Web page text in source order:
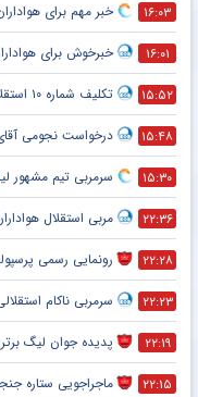
۱۶:۰۳ خبر مهم برای
۱۶:۰۱ خبرخوش برای
۱۵:۵۲ تکلیف شماره ۱۰ استقلال در فصل جدید روشن شد + جزئیات
۱۵:۴۸ درخواست نجومی
۱۵:۳۰ سرمربی تیم مشهور
۲۲:۳۶ مربی استقلال
۲۲:۲۸ رونمایی رسمی
۲۲:۲۳ سرمربی ناکام
۲۲:۱۹ پدیده جوان لیگ
۲۲:۱۵ ماجراجویی ستاره